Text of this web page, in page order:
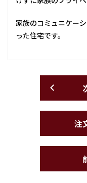
家族のコミュニケー
った住宅です。
注